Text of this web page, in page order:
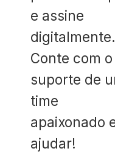
e assine
digitalmente.
Conte com o
suporte de
time
apaixonado
ajudar!